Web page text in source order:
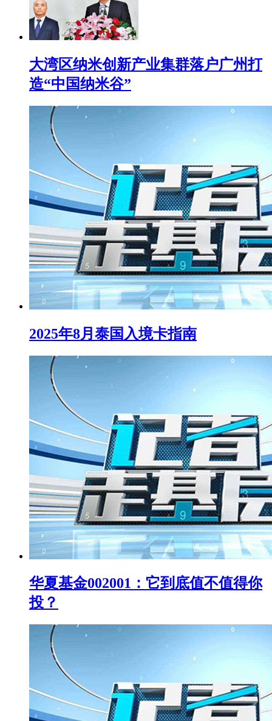
大湾区纳米创新产业集群落户广州打
造“中国纳米谷”
2025年8月泰国入境卡指南
华夏基金002001：它到底值不值得你
投？